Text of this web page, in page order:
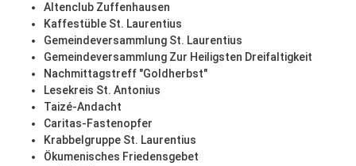
Altenclub Zuffenhausen
Kaffestüble St. Laurentius
Gemeindeversammlung St. Laurentius
Gemeindeversammlung Zur Heiligsten Dreifaltigkeit
Nachmittagstreff "Goldherbst"
Lesekreis St. Antonius
Taizé-Andacht
Caritas-Fastenopfer
Krabbelgruppe St. Laurentius
Ökumenisches Friedensgebet